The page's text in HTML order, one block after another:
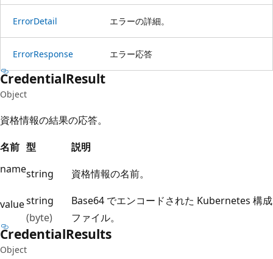
ErrorDetail エラーの詳細。
ErrorResponse エラー応答
CredentialResult
Object
資格情報の結果の応答。
名前 型
説明
namestring 資格情報の名前。
valuestring
(byte)
Base64 でエンコードされた Kubernetes 構成
ファイル。
CredentialResults
Object